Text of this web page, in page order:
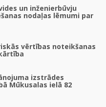
un inženierbūvju
nodaļas lēmumi par
vērtības noteikšanas
izstrādes
Mūkusalas ielā 82